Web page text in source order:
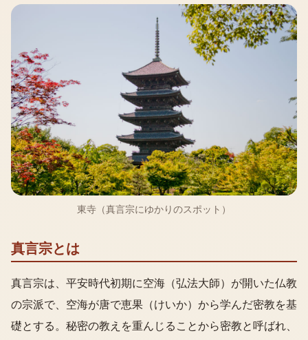
東寺（真言宗にゆかりのスポット）
真言宗とは
真言宗は、平安時代初期に空海（弘法大師）が開いた仏教
の宗派で、空海が唐で恵果（けいか）から学んだ密教を基
礎とする。秘密の教えを重んじることから密教と呼ばれ、